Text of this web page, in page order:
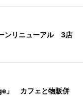
ンリニューアル 3店
」 カフェと物販併